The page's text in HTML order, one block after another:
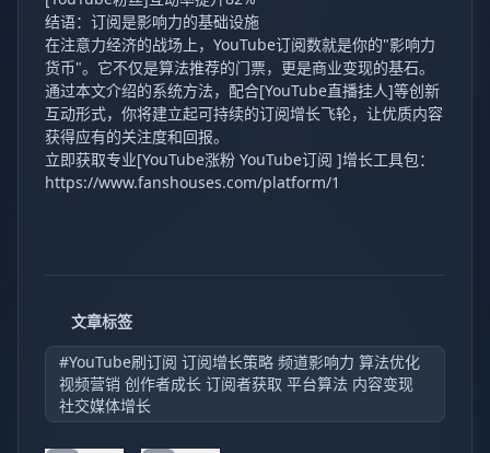
结语：订阅是影响力的基础设施
在注意力经济的战场上，YouTube订阅数就是你的"影响力
货币"。它不仅是算法推荐的门票，更是商业变现的基石。
通过本文介绍的系统方法，配合[YouTube直播挂人]等创新
互动形式，你将建立起可持续的订阅增长飞轮，让优质内容
获得应有的关注度和回报。
立即获取专业[YouTube涨粉 YouTube订阅 ]增长工具包：
https://www.fanshouses.com/platform/1
文章标签
#YouTube刷订阅 订阅增长策略 频道影响力 算法优化
视频营销 创作者成长 订阅者获取 平台算法 内容变现
社交媒体增长